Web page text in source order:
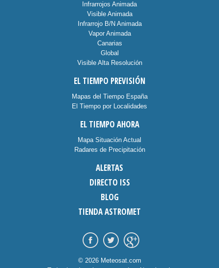
Infrarrojos Animada
Visible Animada
Infrarrojo B/N Animada
Vapor Animada
Canarias
Global
Visible Alta Resolución
EL TIEMPO PREVISIÓN
Mapas del Tiempo España
El Tiempo por Localidades
EL TIEMPO AHORA
Mapa Situación Actual
Radares de Precipitación
ALERTAS
DIRECTO ISS
BLOG
TIENDA ASTROMET
© 2026 Meteosat.com